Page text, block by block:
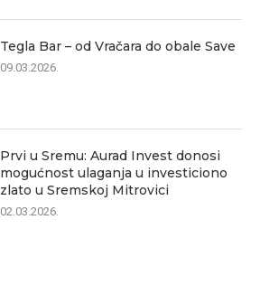
Tegla Bar – od Vračara do obale Save
09.03.2026.
Prvi u Sremu: Aurad Invest donosi
mogućnost ulaganja u investiciono
zlato u Sremskoj Mitrovici
02.03.2026.